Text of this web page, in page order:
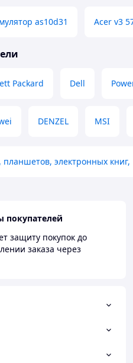
as10d31 Acer v3
Packard Dell
DENZEL MSI
планшетов, электронных
защиту покупок до
заказа через